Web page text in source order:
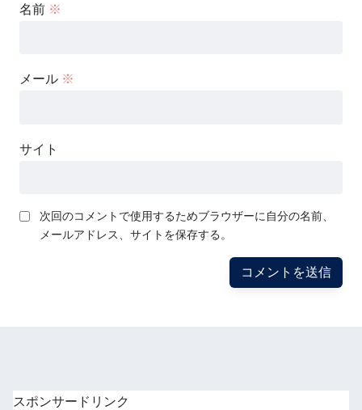
名前 ※
メール ※
サイト
次回のコメントで使用するためブラウザーに自分の名前、
メールアドレス、サイトを保存する。
スポンサードリンク